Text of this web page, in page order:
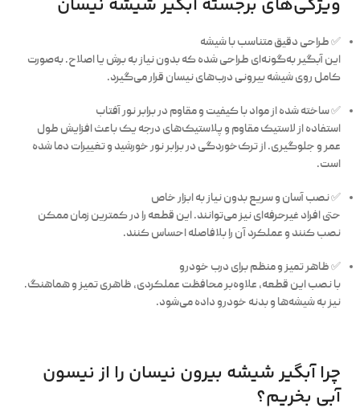
✅طراحی دقیق متناسب با شیشه
این آبگیر به‌گونه‌ای طراحی شده که بدون نیاز به برش یا اصلاح. به‌صورت
کامل روی شیشه بیرونی درب‌های نیسان قرار می‌گیرد.
✅ساخته شده از مواد با کیفیت و مقاوم در برابر نور آفتاب
استفاده از لاستیک مقاوم و پلاستیک‌های درجه یک باعث افزایش طول
عمر و جلوگیری. از ترک‌خوردگی در برابر نور خورشید و تغییرات دما شده
است.
✅نصب آسان و سریع بدون نیاز به ابزار خاص
حتی افراد غیرحرفه‌ای نیز می‌توانند. این قطعه را در کمترین زمان ممکن
نصب کنند و عملکرد آن را بلافاصله احساس کنند.
✅ظاهر تمیز و منظم برای درب خودرو
با نصب این قطعه، علاوه‌بر محافظت عملکردی، ظاهری تمیز و هماهنگ.
نیز به شیشه‌ها و بدنه خودرو داده می‌شود.
چرا آبگیر شیشه بیرون نیسان را از نیسون
آبی بخریم؟